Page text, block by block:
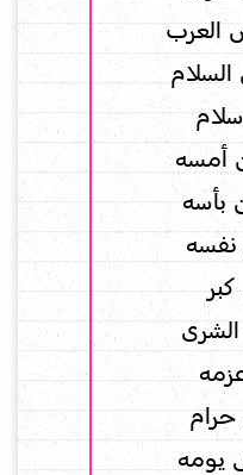
أمسه
بأسه
نفسه
الشرى
يومه